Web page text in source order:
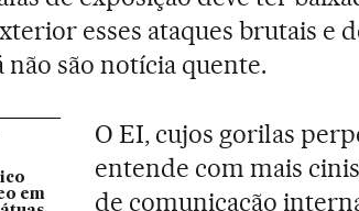
esses ataques brutais e
não são notícia quente.
em
O EI, cujos gorilas
entende com mais
de comunicação